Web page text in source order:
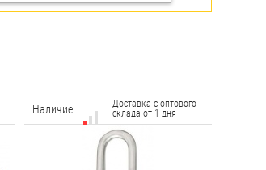
Наличие: Доставка с оптового
склада от 1 дня
Доставка с оптового
склада от 1 дня